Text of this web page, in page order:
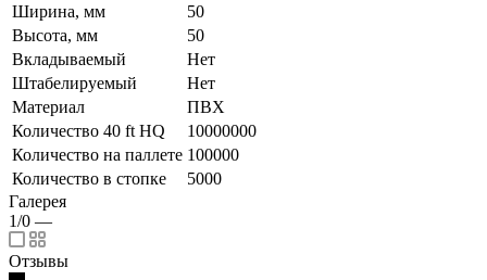
Ширина, мм
50
Высота, мм
50
Вкладываемый
Нет
Штабелируемый
Нет
Материал
ПВХ
Количество 40 ft HQ
10000000
Количество на паллете 100000
Количество в стопке
5000
Галерея
1/0 —
Отзывы